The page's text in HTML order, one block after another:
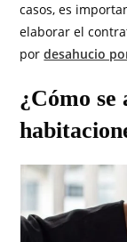
casos, es
elaborar el
pordesahucio
¿Cómo se